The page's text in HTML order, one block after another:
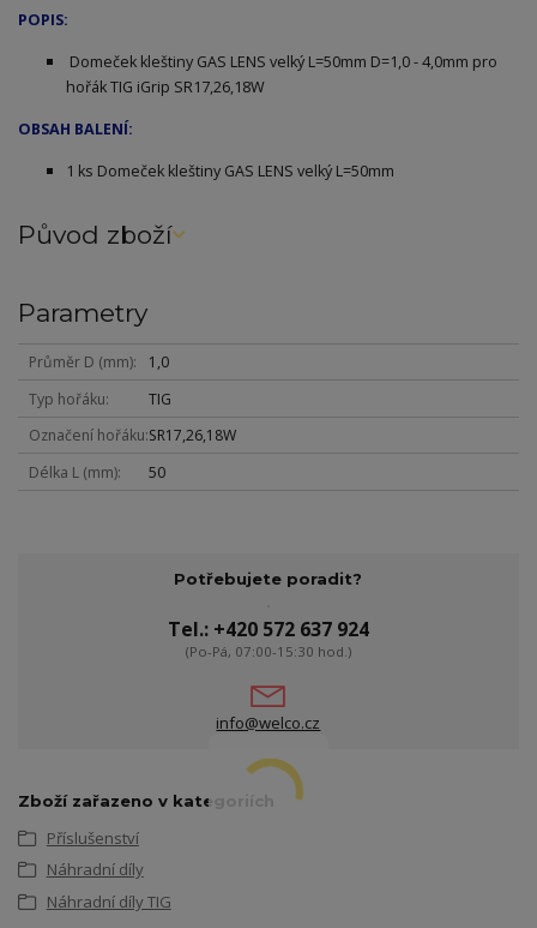
POPIS:
Domeček kleštiny GAS LENS velký L=50mm D=1,0 - 4,0mm pro
hořák TIG iGrip SR17,26,18W
OBSAH BALENÍ:
1 ks Domeček kleštiny GAS LENS velký L=50mm
Původ zboží
Parametry
Průměr D (mm)
1,0
Typ hořáku
TIG
Označení hořáku SR17,26,18W
Délka L (mm)
50
Potřebujete poradit?
Tel.: +420 572 637 924
(Po-Pá, 07:00-15:30 hod.)
info@welco.cz
Zboží zařazeno v kategoriích
Příslušenství
Náhradní díly
Náhradní díly TIG